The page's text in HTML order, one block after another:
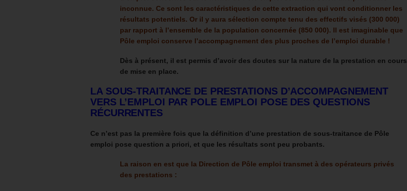
inconnue. Ce sont les caractéristiques de cette extraction qui vont conditionner les
résultats potentiels. Or il y aura sélection compte tenu des effectifs visés (300 000)
par rapport à l’ensemble de la population concernée (850 000). Il est imaginable que
Pôle emploi conserve l’accompagnement des plus proches de l’emploi durable !
Dès à présent, il est permis d’avoir des doutes sur la nature de la prestation en cours
de mise en place.
LA SOUS-TRAITANCE DE PRESTATIONS D’ACCOMPAGNEMENT
VERS L’EMPLOI PAR POLE EMPLOI POSE DES QUESTIONS
RÉCURRENTES
Ce n’est pas la première fois que la définition d’une prestation de sous-traitance de Pôle
emploi pose question a priori, et que les résultats sont peu probants.
La raison en est que la Direction de Pôle emploi transmet à des opérateurs privés
des prestations :